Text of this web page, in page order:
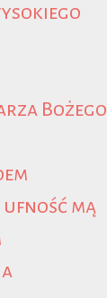
Bożego
ufność mą